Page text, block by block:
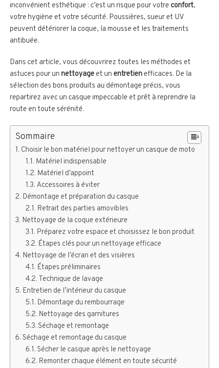
inconvénient esthétique : c’est un risque pour votre confort,
votre hygiène et votre sécurité. Poussières, sueur et UV
peuvent détériorer la coque, la mousse et les traitements
antibuée.
Dans cet article, vous découvrirez toutes les méthodes et
astuces pour un nettoyage et un entretien efficaces. De la
sélection des bons produits au démontage précis, vous
repartirez avec un casque impeccable et prêt à reprendre la
route en toute sérénité.
Sommaire
Choisir le bon matériel pour nettoyer un casque de moto
Matériel indispensable
Matériel d’appoint
Accessoires à éviter
Démontage et préparation du casque
Retrait des parties amovibles
Nettoyage de la coque extérieure
Préparez votre espace et choisissez le bon produit
Étapes clés pour un nettoyage efficace
Nettoyage de l’écran et des visières
Étapes préliminaires
Technique de lavage
Entretien de l’intérieur du casque
Démontage du rembourrage
Nettoyage des garnitures
Séchage et remontage
Séchage et remontage du casque
Sécher le casque après le nettoyage
Remonter chaque élément en toute sécurité